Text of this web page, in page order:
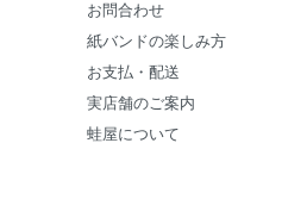
お問合わせ
紙バンドの楽しみ方
お支払・配送
実店舗のご案内
蛙屋について